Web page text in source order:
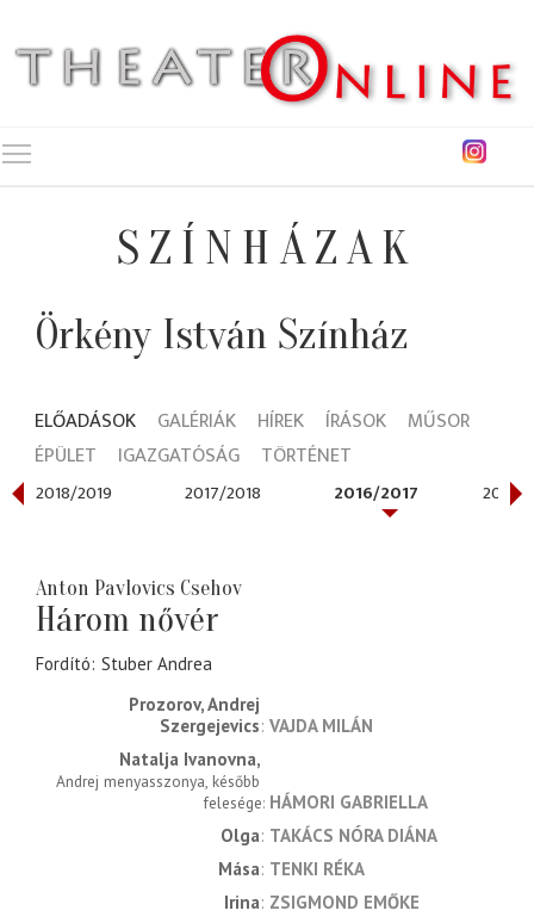
SZÍNHÁZAK
Örkény István Színház
ELŐADÁSOK GALÉRIÁK HÍREK ÍRÁSOK
MŰSOR
ÉPÜLET
IGAZGATÓSÁG TÖRTÉNET
2018/2019 2017/2018 2016/2017 2015/
Anton Pavlovics Csehov
Három nővér
Fordító Stuber Andrea
Prozorov, Andrej
Szergejevics VAJDA MILÁN
Natalja Ivanovna
Andrej menyasszonya, később
felesége HÁMORI GABRIELLA
Olga TAKÁCS NÓRA DIÁNA
Mása TENKI RÉKA
Irina ZSIGMOND EMŐKE